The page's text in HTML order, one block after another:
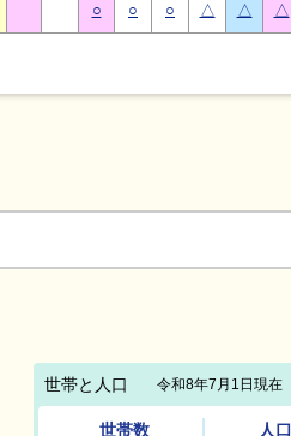
○ ○ ○ △ △ △